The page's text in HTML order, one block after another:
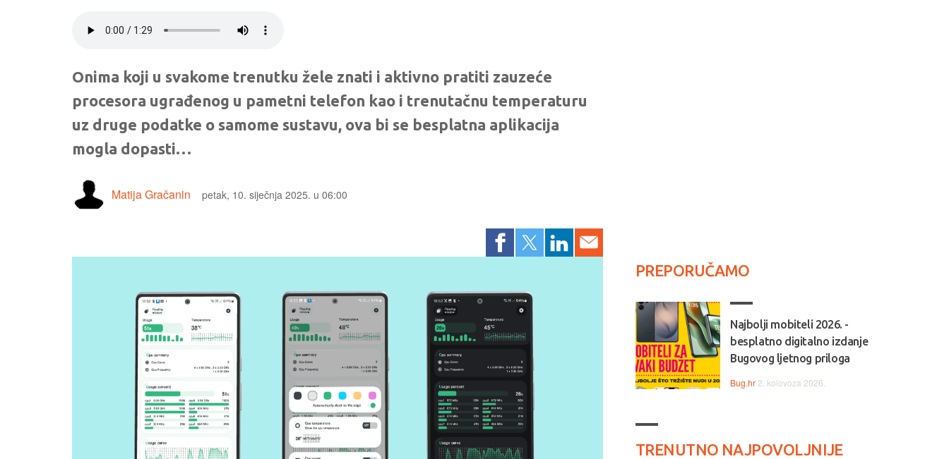
Onima koji u svakome trenutku žele znati i aktivno pratiti zauzeće
procesora ugrađenog u pametni telefon kao i trenutačnu temperaturu
uz druge podatke o samome sustavu, ova bi se besplatna aplikacija
mogla dopasti…
Matija Gračanin petak, 10. siječnja 2025. u 06:00
PREPORUČAMO
Najbolji mobiteli 2026. -
besplatno digitalno izdanje
Bugovog ljetnog priloga
Bug.hr 2. kolovoza 2026.
TRENUTNO NAJPOVOLJNIJE